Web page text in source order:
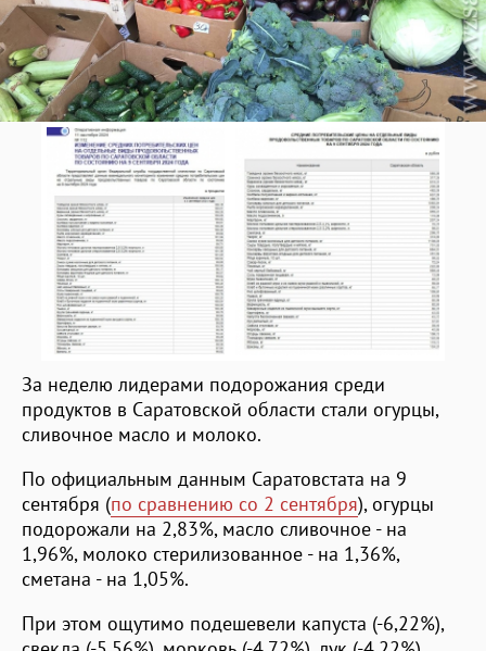
За неделю лидерами подорожания среди
продуктов в Саратовской области стали огурцы,
сливочное масло и молоко.
По официальным данным Саратовстата на 9
сентября (по сравнению со 2 сентября), огурцы
подорожали на 2,83%, масло сливочное - на
1,96%, молоко стерилизованное - на 1,36%,
сметана - на 1,05%.
При этом ощутимо подешевели капуста (-6,22%),